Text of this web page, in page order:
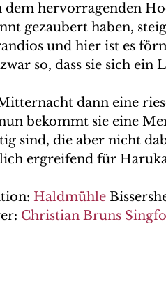
dem hervorragenden
gezaubert haben,
und hier ist es
so, dass sie sich ein
dann eine
bekommt sie eine
sind, die aber nicht
ergreifend für
Haldmühle
Christian Bruns